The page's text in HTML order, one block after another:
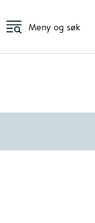
Meny og søk